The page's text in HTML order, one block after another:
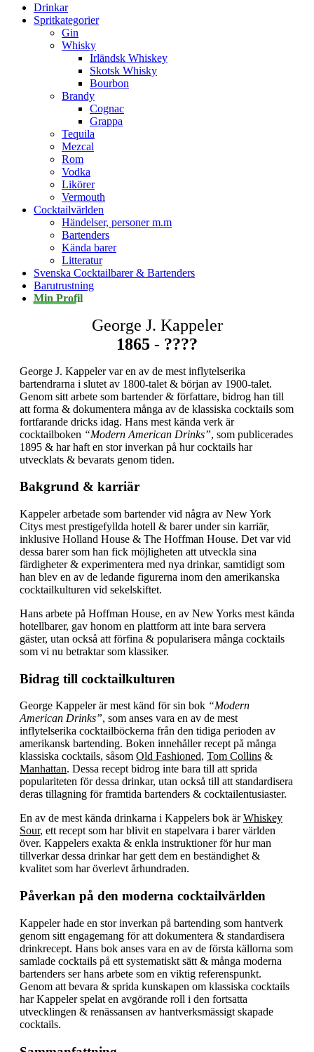
Drinkar
Spritkategorier
Gin
Whisky
Irländsk Whiskey
Skotsk Whisky
Bourbon
Brandy
Cognac
Grappa
Tequila
Mezcal
Rom
Vodka
Likörer
Vermouth
Cocktailvärlden
Händelser, personer m.m
Bartenders
Kända barer
Litteratur
Svenska Cocktailbarer & Bartenders
Barutrustning
Min Profil
George J. Kappeler
1865 - ????
George J. Kappeler var en av de mest inflytelserika
bartendrarna i slutet av 1800-talet & början av 1900-talet.
Genom sitt arbete som bartender & författare, bidrog han till
att forma & dokumentera många av de klassiska cocktails som
fortfarande dricks idag. Hans mest kända verk är
cocktailboken “Modern American Drinks”, som publicerades
1895 & har haft en stor inverkan på hur cocktails har
utvecklats & bevarats genom tiden.
Bakgrund & karriär
Kappeler arbetade som bartender vid några av New York
Citys mest prestigefyllda hotell & barer under sin karriär,
inklusive Holland House & The Hoffman House. Det var vid
dessa barer som han fick möjligheten att utveckla sina
färdigheter & experimentera med nya drinkar, samtidigt som
han blev en av de ledande figurerna inom den amerikanska
cocktailkulturen vid sekelskiftet.
Hans arbete på Hoffman House, en av New Yorks mest kända
hotellbarer, gav honom en plattform att inte bara servera
gäster, utan också att förfina & popularisera många cocktails
som vi nu betraktar som klassiker.
Bidrag till cocktailkulturen
George Kappeler är mest känd för sin bok “Modern
American Drinks”, som anses vara en av de mest
inflytelserika cocktailböckerna från den tidiga perioden av
amerikansk bartending. Boken innehåller recept på många
klassiska cocktails, såsom Old Fashioned, Tom Collins &
Manhattan. Dessa recept bidrog inte bara till att sprida
populariteten för dessa drinkar, utan också till att standardisera
deras tillagning för framtida bartenders & cocktailentusiaster.
En av de mest kända drinkarna i Kappelers bok ärWhiskey
Sour, ett recept som har blivit en stapelvara i barer världen
över. Kappelers exakta & enkla instruktioner för hur man
tillverkar dessa drinkar har gett dem en beständighet &
kvalitet som har överlevt århundraden.
Påverkan på den moderna cocktailvärlden
Kappeler hade en stor inverkan på bartending som hantverk
genom sitt engagemang för att dokumentera & standardisera
drinkrecept. Hans bok anses vara en av de första källorna som
samlade cocktails på ett systematiskt sätt & många moderna
bartenders ser hans arbete som en viktig referenspunkt.
Genom att bevara & sprida kunskapen om klassiska cocktails
har Kappeler spelat en avgörande roll i den fortsatta
utvecklingen & renässansen av hantverksmässigt skapade
cocktails.